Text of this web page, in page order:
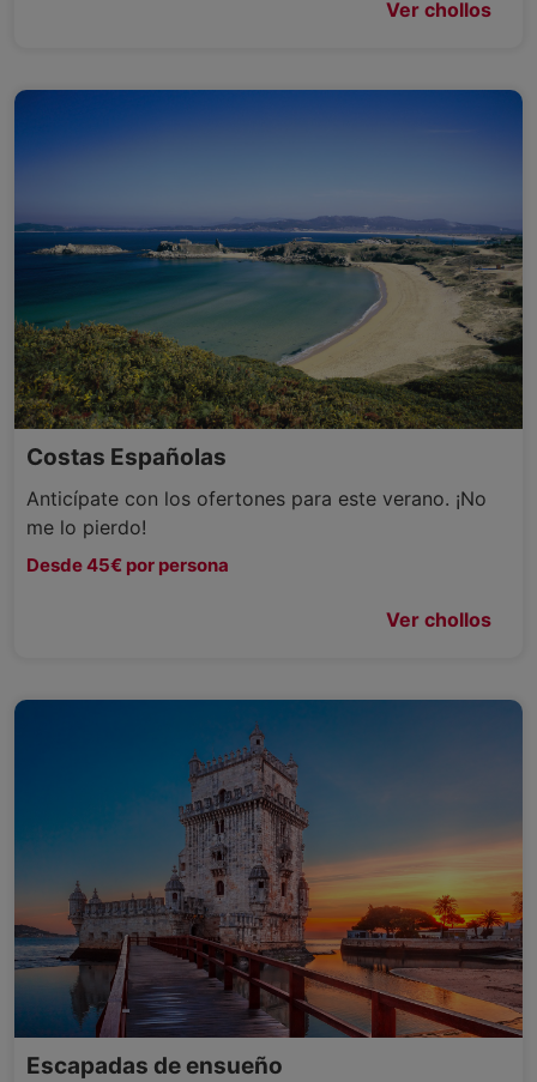
Ver chollos
Costas Españolas
Anticípate con los ofertones para este verano. ¡No
me lo pierdo!
Desde 45€ por persona
Ver chollos
Escapadas de ensueño